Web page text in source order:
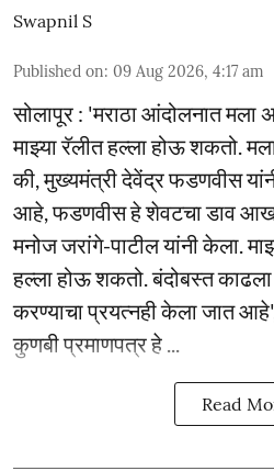
Swapnil S
Published on: 09 Aug 2026, 4:17 am
सोलापूर : 'मराठा आंदोलनात
माझ्या रॅलीत हल्ला होऊ शकतो.
की, मुख्यमंत्री देवेंद्र फडणवीस
आहे, फडणवीस हे शेवटचा डाव
मनोज जरांगे-पाटील यांनी केला.
हल्ला होऊ शकतो. बंदोबस्त
करण्याचा प्रयत्नही केला जात
कुणबी प्रमाणपत्र हे ...
Read